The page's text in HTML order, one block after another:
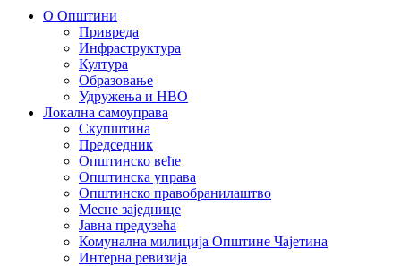
О Општини
Привреда
Инфраструктура
Култура
Образовање
Удружења и НВО
Локална самоуправа
Скупштина
Председник
Општинско веће
Општинска управа
Општинско правобранилаштво
Месне заједнице
Јавна предузећа
Комунална милиција Општине Чајетина
Интерна ревизија